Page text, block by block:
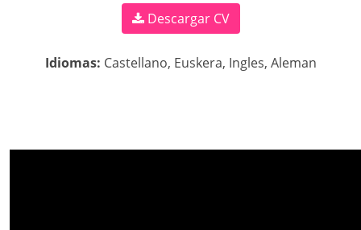
Descargar CV
Idiomas: Castellano, Euskera, Ingles, Aleman